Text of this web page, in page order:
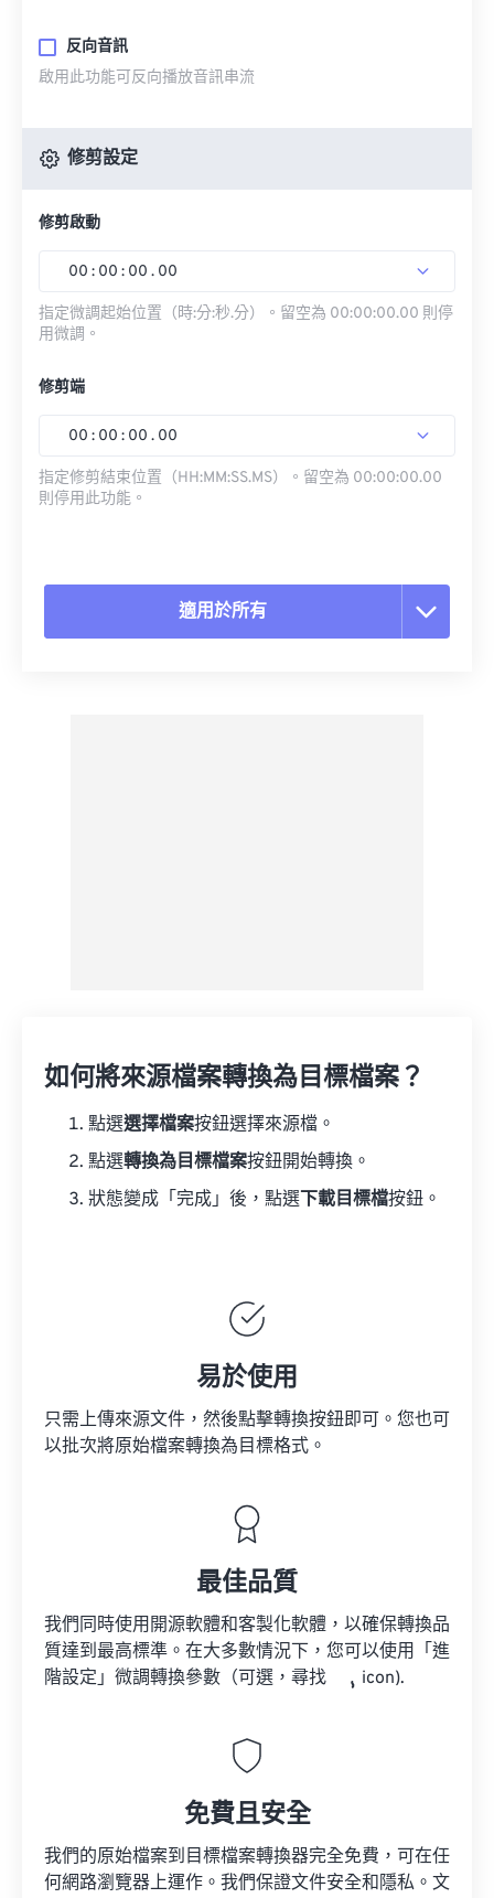
反向音訊
啟用此功能可反向播放音訊串流
修剪設定
修剪啟動
00 : 00 : 00 . 00
指定微調起始位置（時:分:秒.分）。留空為 00:00:00.00 則停
用微調。
修剪端
00 : 00 : 00 . 00
指定修剪結束位置（HH:MM:SS.MS）。留空為 00:00:00.00
則停用此功能。
適用於所有
如何將來源檔案轉換為目標檔案？
點選選擇檔案按鈕選擇來源檔。
點選轉換為目標檔案按鈕開始轉換。
狀態變成「完成」後，點選 下載目標檔按鈕。
易於使用
只需上傳來源文件，然後點擊轉換按鈕即可。您也可
以批次將原始檔案轉換為目標格式。
最佳品質
我們同時使用開源軟體和客製化軟體，以確保轉換品
質達到最高標準。在大多數情況下，您可以使用「進
階設定」微調轉換參數（可選，尋找
icon).
免費且安全
我們的原始檔案到目標檔案轉換器完全免費，可在任
何網路瀏覽器上運作。我們保證文件安全和隱私。文